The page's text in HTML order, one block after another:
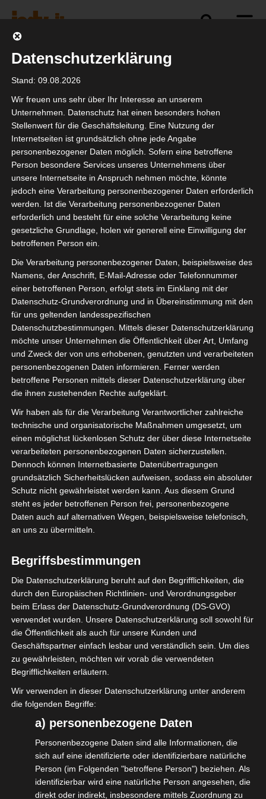
Selbstständigkeit
Frohe Weihnachten!
Der Vorstand der isdv wünscht allen frohe
Feiertage!
#WirGemeinsamJetzt #isdv #frohesfest
#selbständigkeit #bagsv
Diesen Beitrag teilen
Mitglied Werden
Interessengemeinschaft der
selbständigen DienstleisterInnen in der
Veranstaltungswirtschaft e.V.
Datenschutzerklärung
Stand: 09.08.2026
Wir freuen uns sehr über Ihr Interesse an unserem
Unternehmen. Datenschutz hat einen besonders hohen
Stellenwert für die Geschäftsleitung. Eine Nutzung der
Internetseiten ist grundsätzlich ohne jede Angabe
personenbezogener Daten möglich. Sofern eine betroffene
Person besondere Services unseres Unternehmens über
unsere Internetseite in Anspruch nehmen möchte, könnte
jedoch eine Verarbeitung personenbezogener Daten erforderlich
werden. Ist die Verarbeitung personenbezogener Daten
erforderlich und besteht für eine solche Verarbeitung keine
gesetzliche Grundlage, holen wir generell eine Einwilligung der
betroffenen Person ein.
Die Verarbeitung personenbezogener Daten, beispielsweise des
Namens, der Anschrift, E-Mail-Adresse oder Telefonnummer
einer betroffenen Person, erfolgt stets im Einklang mit der
Datenschutz-Grundverordnung und in Übereinstimmung mit den
für uns geltenden landesspezifischen
Datenschutzbestimmungen. Mittels dieser Datenschutzerklärung
möchte unser Unternehmen die Öffentlichkeit über Art, Umfang
und Zweck der von uns erhobenen, genutzten und verarbeiteten
personenbezogenen Daten informieren. Ferner werden
betroffene Personen mittels dieser Datenschutzerklärung über
die ihnen zustehenden Rechte aufgeklärt.
Wir haben als für die Verarbeitung Verantwortlicher zahlreiche
technische und organisatorische Maßnahmen umgesetzt, um
einen möglichst lückenlosen Schutz der über diese Internetseite
verarbeiteten personenbezogenen Daten sicherzustellen.
Dennoch können Internetbasierte Datenübertragungen
grundsätzlich Sicherheitslücken aufweisen, sodass ein absoluter
Schutz nicht gewährleistet werden kann. Aus diesem Grund
steht es jeder betroffenen Person frei, personenbezogene
Daten auch auf alternativen Wegen, beispielsweise telefonisch,
an uns zu übermitteln.
Begriffsbestimmungen
Die Datenschutzerklärung beruht auf den Begrifflichkeiten, die
durch den Europäischen Richtlinien- und Verordnungsgeber
beim Erlass der Datenschutz-Grundverordnung (DS-GVO)
verwendet wurden. Unsere Datenschutzerklärung soll sowohl für
die Öffentlichkeit als auch für unsere Kunden und
Geschäftspartner einfach lesbar und verständlich sein. Um dies
zu gewährleisten, möchten wir vorab die verwendeten
Begrifflichkeiten erläutern.
Wir verwenden in dieser Datenschutzerklärung unter anderem
die folgenden Begriffe:
a) personenbezogene Daten
Personenbezogene Daten sind alle Informationen, die
sich auf eine identifizierte oder identifizierbare natürliche
Person (im Folgenden "betroffene Person") beziehen. Als
identifizierbar wird eine natürliche Person angesehen, die
direkt oder indirekt, insbesondere mittels Zuordnung zu